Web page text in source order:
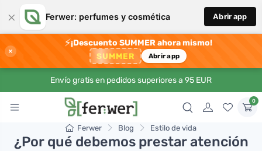
× Ferwer: perfumes y cosmética Abrir app
×
⚡¡Descuento SUMMER ahora mismo!
SUMMER Abrir app
Envío gratis en pedidos superiores a 95 EUR
0
Ferwer Blog Estilo de vida
¿Por qué debemos prestar atención